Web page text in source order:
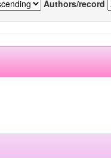
Authors/record